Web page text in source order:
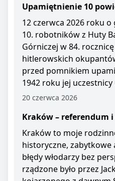
Upamiętnienie 10
12 czerwca 2026 roku o
10. robotników z Huty
Górniczej w 84.
hitlerowskich
przed pomnikiem
1942 roku jej
20 czerwca 2026
Kraków – referendum i
Kraków to moje
historyczne, zabytkowe
błędy włodarzy bez
rządzone było przez